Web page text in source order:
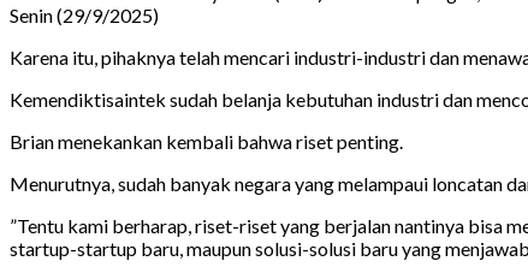
Senin (29/9/2025)
Karena itu, pihaknya telah mencari industri-industri dan
Kemendiktisaintek sudah belanja kebutuhan industri dan
Brian menekankan kembali bahwa riset penting.
Menurutnya, sudah banyak negara yang melampaui loncatan
”Tentu kami berharap, riset-riset yang berjalan nantinya bisa
startup-startup baru, maupun solusi-solusi baru yang